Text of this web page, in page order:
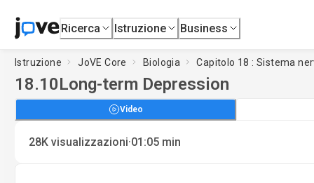
Ricerca Istruzione Business
Istruzione JoVE Core Biologia Capitolo 18 : Sistema
18.10Long-term Depression
Video
28K visualizzazioni·01:05 min